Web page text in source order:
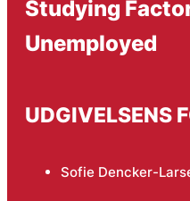
Studying
Unemployed
UDGIVELSENS
Sofie Dencker-